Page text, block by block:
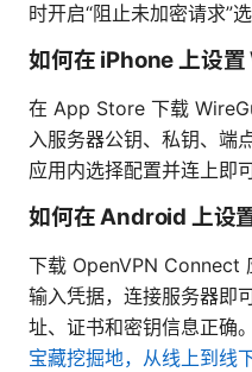
时开启“阻止未加密请求”选
如何在 iPhone 上设置
在 App Store 下载
入服务器公钥、私钥、端
应用内选择配置并连上即可
如何在 Android 上设
下载 OpenVPN Connect
输入凭据，连接服务器即
址、证书和密钥信息正确。
宝藏挖掘地，从线上到线